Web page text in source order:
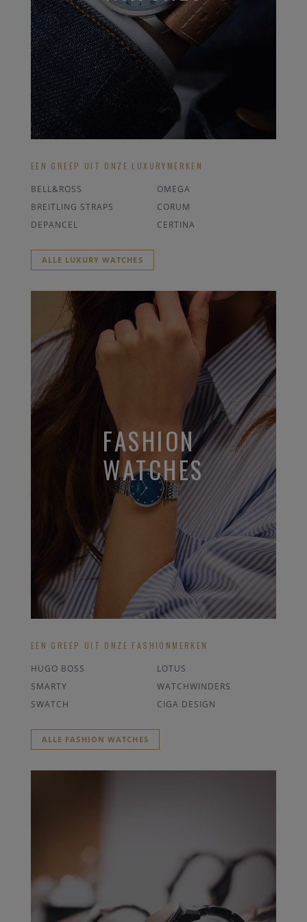
EEN GREEP UIT ONZE LUXURYMERKEN
BELL&ROSS
OMEGA
BREITLING STRAPS
CORUM
DEPANCEL
CERTINA
ALLE LUXURY WATCHES
FASHION
WATCHES
EEN GREEP UIT ONZE FASHIONMERKEN
HUGO BOSS
LOTUS
SMARTY
WATCHWINDERS
SWATCH
CIGA DESIGN
ALLE FASHION WATCHES